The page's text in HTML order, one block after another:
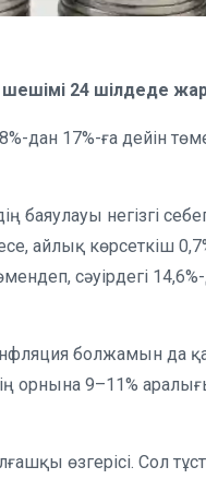
шешімі 24 шілдеде
дан 17%-ға дейін
баяулауы негізгі
айлық көрсеткіш
сәуірдегі
болжамын да
орнына 9–11%
өзгерісі. Сол